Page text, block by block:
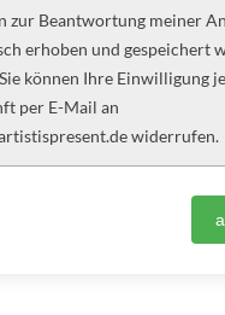
zur Beantwortung meiner
erhoben und gespeichert
können Ihre Einwilligung
per E-Mail an
widerrufen.